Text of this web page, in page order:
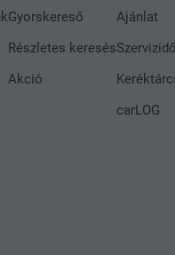
Gyorskereső
Részletes keresés
Akció
Ajánlat
carLOG